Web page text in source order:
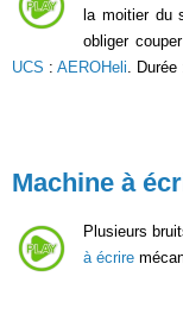
la moitier du
obliger
UCS : AEROHeli. Durée
Machine à
Plusieurs
à écrire